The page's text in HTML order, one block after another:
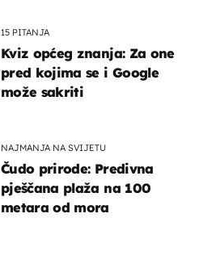
15 PITANJA
Kviz općeg znanja: Za one
pred kojima se i Google
može sakriti
NAJMANJA NA SVIJETU
Čudo prirode: Predivna
pješčana plaža na 100
metara od mora